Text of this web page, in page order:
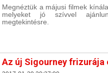
Megnéztük a májusi filmek
melyeket jó szívvel
megtekintésre.
Az új Sigourney